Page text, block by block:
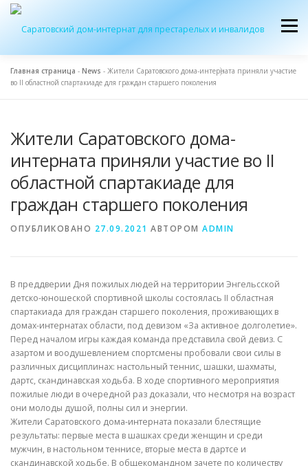
Перейти
содержимому
Меню
ОБ УЧРЕЖДЕНИИ ЭКСКУРСИЯ ПРИЕМ
ЖУРНАЛ “ДОМ” КОНТАКТЫ
Главная страница - News - Жители Саратовского дома-интерната приняли участие
во II областной спартакиаде для граждан старшего поколения
Жители Саратовского дома-
интерната приняли участие во II
областной спартакиаде для
граждан старшего поколения
ОПУБЛИКОВАНО 27.09.2021 АВТОРОМ ADMIN
В преддверии Дня пожилых людей на территории Энгельсской
детско-юношеской спортивной школы состоялась II областная
спартакиада для граждан старшего поколения, проживающих в
домах-интернатах области, под девизом «За активное долголетие».
Перед началом игры каждая команда представила свой девиз. С
азартом и воодушевлением спортсмены пробовали свои силы в
различных дисциплинах: настольный теннис, шашки, шахматы,
дартс, скандинавская ходьба. В ходе спортивного мероприятия
пожилые люди в очередной раз доказали, что несмотря на возраст
они молоды душой, полны сил и энергии.
Жители Саратовского дома-интерната показали блестящие
результаты: первые места в шашках среди женщин и среди
мужчин, в настольном теннисе, вторые места в дартсе и
скандинавской ходьбе. В общекомандном зачете по количеству